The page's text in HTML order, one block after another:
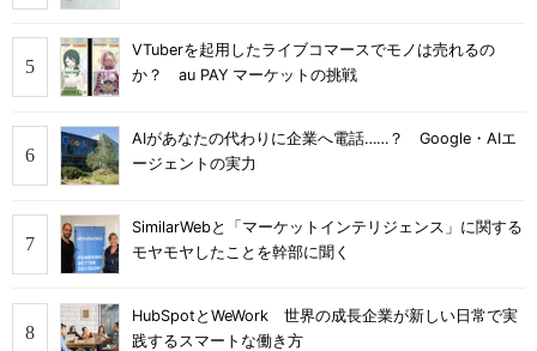
VTuberを起用したライブコマースでモノは売れるの
か？ au PAY マーケットの挑戦
AIがあなたの代わりに企業へ電話……？ Google・AIエ
ージェントの実力
SimilarWebと「マーケットインテリジェンス」に関する
モヤモヤしたことを幹部に聞く
HubSpotとWeWork 世界の成長企業が新しい日常で実
践するスマートな働き方